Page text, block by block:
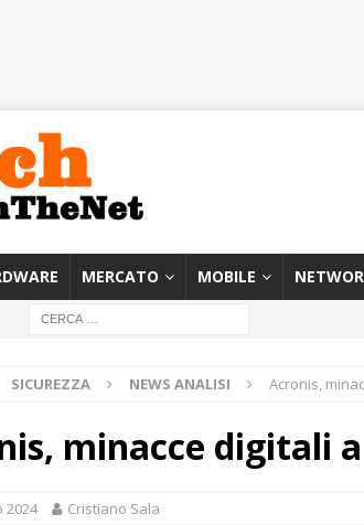
MERCATO MOBILE
SICUREZZA NEWS ANALISI Acronis,
minacce digitali
2024 Cristiano Sala